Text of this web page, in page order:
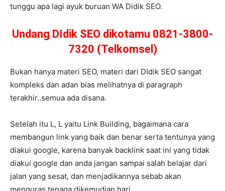
tunggu apa lagi ayuk buruan WA Didik SEO.
Undang DIdik SEO dikotamu 0821-3800-
7320 (Telkomsel)
Bukan hanya materi SEO, materi dari DIdik SEO sangat
kompleks dan adan bias melihatnya di paragraph
terakhir..semua ada disana.
Setelah itu L, L yaitu Link Building, bagaimana cara
membangun link yang baik dan benar serta tentunya yang
diakui google, karena banyak backlink saat ini yang tidak
diakui google dan anda jangan sampai salah belajar dari
jalan yang sesat, dan menjadikannya sebab akan